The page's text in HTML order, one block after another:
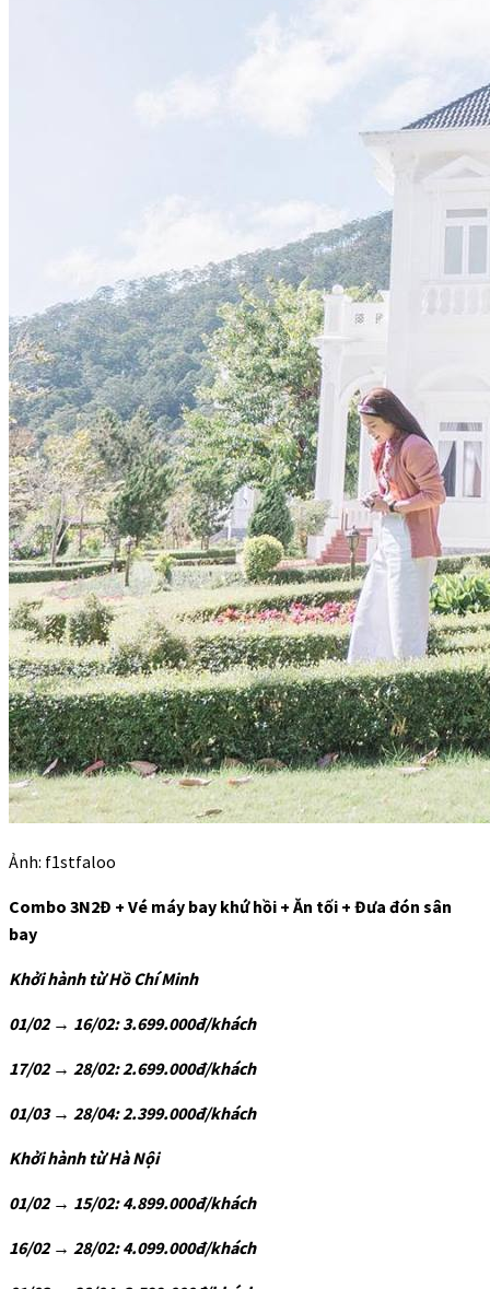
Ảnh: f1stfaloo
Combo 3N2Đ + Vé máy bay khứ hồi + Ăn tối + Đưa đón sân
bay
Khởi hành từ Hồ Chí Minh
01/02 → 16/02: 3.699.000đ/khách
17/02 → 28/02: 2.699.000đ/khách
01/03 → 28/04: 2.399.000đ/khách
Khởi hành từ Hà Nội
01/02 → 15/02: 4.899.000đ/khách
16/02 → 28/02: 4.099.000đ/khách